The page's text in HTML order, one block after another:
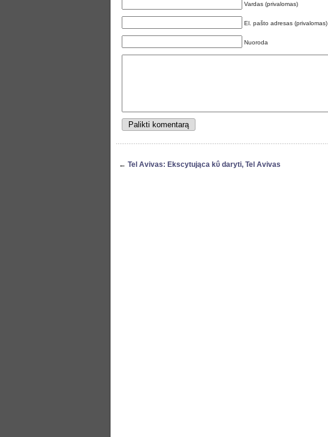
Vardas (privalomas)
El. pašto adresas (privalomas)
Nuoroda
← Tel Avivas: Ekscytująca kΰ daryti, Tel Avivas